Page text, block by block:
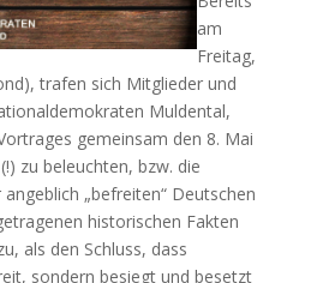
am
Freitag,
trafen sich Mitglieder und
Muldental,
gemeinsam den 8. Mai
zu beleuchten, bzw. die
„befreiten“ Deutschen
historischen Fakten
als den Schluss, dass
sondern besiegt und besetzt